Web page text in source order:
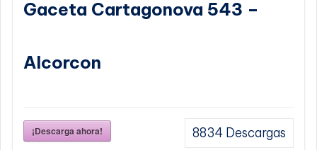
Gaceta Cartagonova 543 –
Alcorcon
¡Descarga ahora! 8834 Descargas